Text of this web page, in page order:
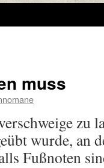
muss
zu
wurde, an
Fußnoten